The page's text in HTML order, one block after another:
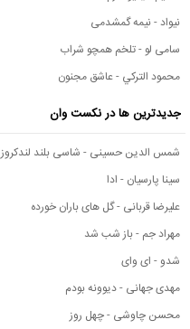
نیواد - نیمه گمشدمی
سامی لو - تلخم همچو شراب
محمود التركي - عاشق مجنون
جدیدترین ها در نکست وان
شمس الدین حسینی - شاسی بلند لندکروز
سینا پارسیان - ادا
علیرضا قربانی - گل های باران خورده
مهراد جم - باز شب شد
شدو - ای وای
مهدی جهانی - دیوونه بودم
محسن چاوشی - چهل روز